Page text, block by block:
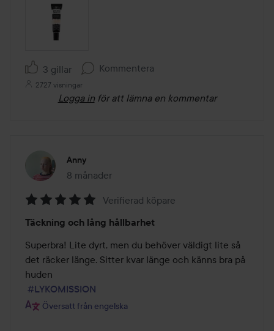
3 gillar Kommentera
2727 visningar
Logga in för att lämna en kommentar
Anny
8 månader
Inlägget skapades 8 månader
5
av
5
Verifierad köpare
Täckning och lång hållbarhet
Superbra! Lite dyrt, men du behöver väldigt lite så
det räcker länge. Sitter kvar länge och känns bra på
huden
#LYKOMISSION
Översatt från engelska